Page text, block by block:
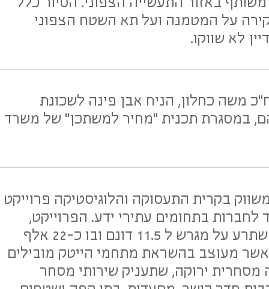
באזור התעשייה הצפוני. הסיור כלל
על המטמנה ועל תא השטח הצפוני
לא שווקו.
משה כחלון, הניח אבן פינה לשכונת
במסגרת תכנית "מחיר למשתכן" של משרד
בקרית התעסוקה והלוגיסטיקה פרוייקט
לחברות בתחומים עתירי ידע. הפרוייקט,
שנקרא HiPort Shoham, משתרע על מגרש ל 11.5 דונם ובו כ-22 אלף
מעוצב בהשראת מתחמי הייטק מובילים
מסחרית ירוקה, שתעניק שירותי מסחר